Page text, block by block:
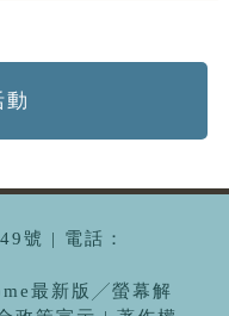
動
號 | 電話：
最新版╱螢幕解